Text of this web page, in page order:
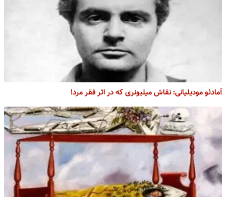
آمادئو مودیلیانی: نقاش میلیونری که در اثر فقر مرد!